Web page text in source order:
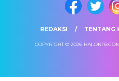
REDAKSI TENTANG
COPYRIGHT © 2026